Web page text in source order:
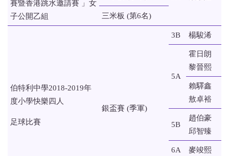
賽暨香港跳水邀請賽 」女
子公開乙組
三米板 (第6名)
伯特利中學2018-2019年
度小學快樂四人
足球比賽
銀盃賽 (季軍)
3B 楊駿浠
5A
霍日朗
黎晉熙
賴驛鑫
敖卓裕
5B
趙伯豪
邱智臻
6A 麥竣熙